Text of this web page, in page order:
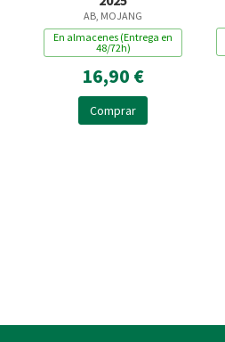
AB, MOJANG
En almacenes (Entrega en
48/72h)
16,90 €
Comprar